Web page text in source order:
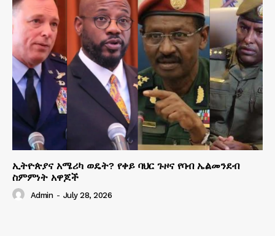
ኢትዮጵያና አሜሪካ ወዴት? የቀይ ባህር ጉዞና የባብ ኤልመንደብ
ስምምነት አዋጆች
Admin - July 28, 2026